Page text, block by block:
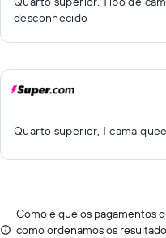
desconhecido
Quarto superior, 1 cama
Como é que os pagamentos
como ordenamos os